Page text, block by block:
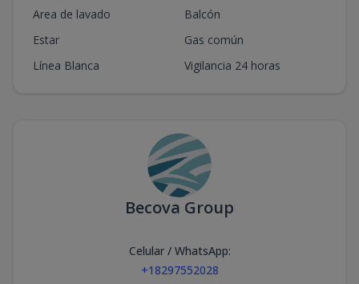
Area de lavado
Balcón
Estar
Gas común
Línea Blanca
Vigilancia 24 horas
Becova Group
Celular / WhatsApp:
+18297552028